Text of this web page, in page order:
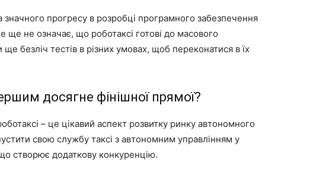
прогресу в розробці програмного забезпечення
ще не означає, що роботаксі готові до масового
безліч тестів в різних умовах, щоб переконатися в їх
досягне фінішної прямої?
– це цікавий аспект розвитку ринку автономного
свою службу таксі з автономним управлінням у
створює додаткову конкуренцію.